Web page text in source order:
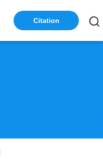
Citation